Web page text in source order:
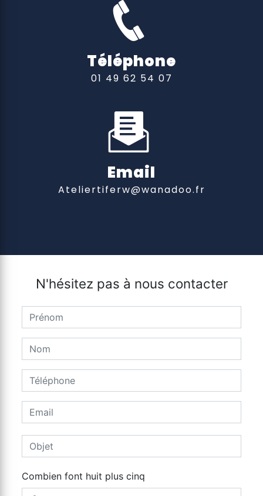
Téléphone
01 49 62 54 07
Email
ateliertiferw@wanadoo.fr
N'hésitez pas à nous contacter
Combien font huit plus cinq